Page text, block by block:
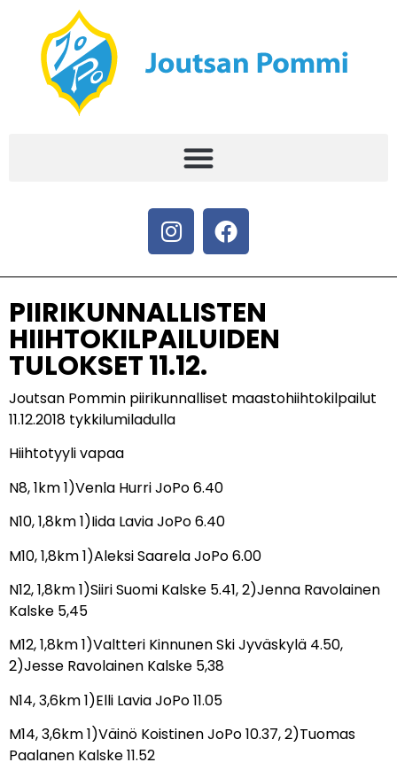
PIIRIKUNNALLISTEN
HIIHTOKILPAILUIDEN
TULOKSET 11.12.
Joutsan Pommin piirikunnalliset maastohiihtokilpailut
11.12.2018 tykkilumiladulla
Hiihtotyyli vapaa
N8, 1km 1)Venla Hurri JoPo 6.40
N10, 1,8km 1)Iida Lavia JoPo 6.40
M10, 1,8km 1)Aleksi Saarela JoPo 6.00
N12, 1,8km 1)Siiri Suomi Kalske 5.41, 2)Jenna Ravolainen
Kalske 5,45
M12, 1,8km 1)Valtteri Kinnunen Ski Jyväskylä 4.50,
2)Jesse Ravolainen Kalske 5,38
N14, 3,6km 1)Elli Lavia JoPo 11.05
M14, 3,6km 1)Väinö Koistinen JoPo 10.37, 2)Tuomas
Paalanen Kalske 11.52